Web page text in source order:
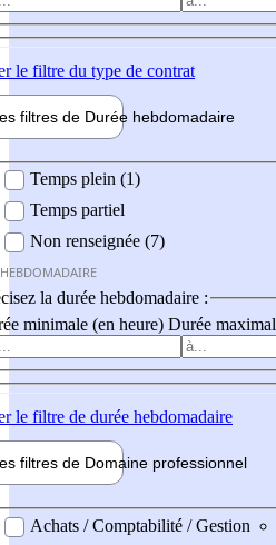
le filtre du type de contrat
filtres de Durée hebdomadaire
Temps plein (1)
Temps partiel
Non renseignée (7)
la durée hebdomadaire :
minimale (en heure) Durée
le filtre de durée hebdomadaire
filtres de Domaine professionnel
professionel
Achats / Comptabilité / Gestion